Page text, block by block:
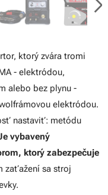
ktorý zvára tromi
- elektródou,
alebo bez plynu -
elektródou.
nastaviť: metódu
vybavený
ktorý zabezpečuje
zaťažení sa stroj